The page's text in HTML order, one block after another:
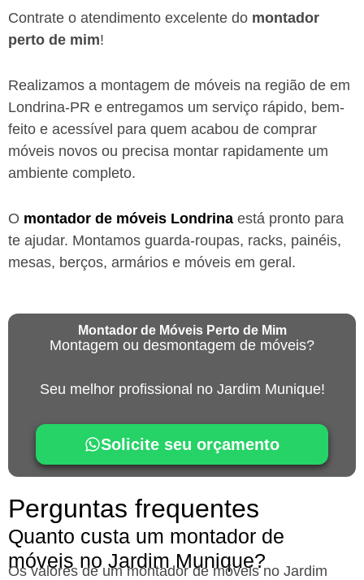
Contrate o atendimento excelente do montador
perto de mim!
Realizamos a montagem de móveis na região de em
Londrina-PR e entregamos um serviço rápido, bem-
feito e acessível para quem acabou de comprar
móveis novos ou precisa montar rapidamente um
ambiente completo.
O montador de móveis Londrina está pronto para
te ajudar. Montamos guarda-roupas, racks, painéis,
mesas, berços, armários e móveis em geral.
Montador de Móveis Perto de Mim
Montagem ou desmontagem de móveis?
Seu melhor profissional no Jardim Munique!
Solicite seu orçamento
Perguntas frequentes
Quanto custa um montador de
móveis no Jardim Munique?
Os valores de um montador de móveis no Jardim